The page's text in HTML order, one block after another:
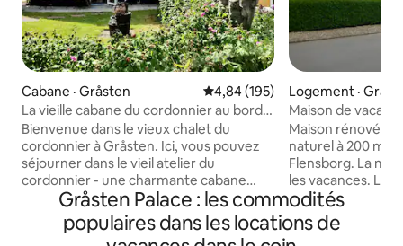
Cabane · Gråsten Note moyenne de 4,84 sur 5,
4,84 (195)
La vieille cabane du cordonnier au bord
du lac du château
Bienvenue dans le vieux chalet du
cordonnier à Gråsten. Ici, vous pouvez
séjourner dans le vieil atelier du
cordonnier - une charmante cabane
délicatement et rustiquement rénovée
dans le respect de l'histoire et de l'âme
uniques de la maison. Depuis le jardin,
Logement ·
Maison de
fjord de Flensborg
Maison rénovée
naturel à 200
Flensborg. La
les vacances. La
une route moins
mètres d'un
contient des
Gråsten Palace : les commodités
populaires dans les locations de